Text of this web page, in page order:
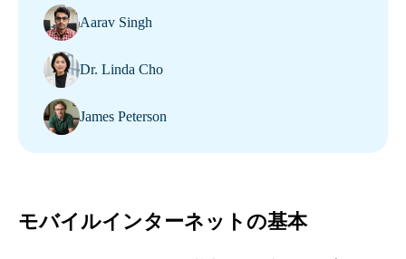
Aarav Singh
Dr. Linda Cho
James Peterson
モバイルインターネットの基本